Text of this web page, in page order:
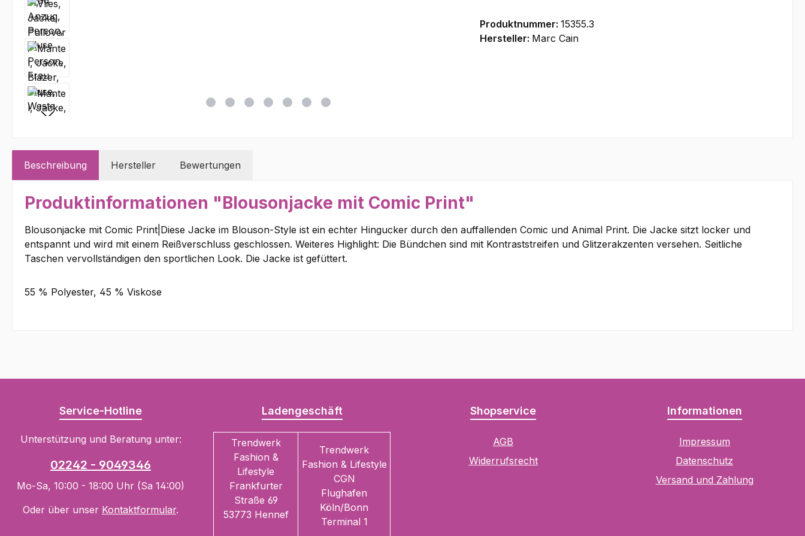
Produktnummer: 15355.3
Hersteller: Marc Cain
Beschreibung Hersteller Bewertungen
Produktinformationen "Blousonjacke mit Comic Print"
Blousonjacke mit Comic Print|Diese Jacke im Blouson-Style ist ein echter Hingucker durch den auffallenden Comic und Animal Print. Die Jacke sitzt locker und
entspannt und wird mit einem Reißverschluss geschlossen. Weiteres Highlight: Die Bündchen sind mit Kontraststreifen und Glitzerakzenten versehen. Seitliche
Taschen vervollständigen den sportlichen Look. Die Jacke ist gefüttert.
55 % Polyester, 45 % Viskose
Service-Hotline
Unterstützung und Beratung unter:
02242 - 9049346
Mo-Sa, 10:00 - 18:00 Uhr (Sa 14:00)
Oder über unser Kontaktformular.
Ladengeschäft
Trendwerk
Fashion &
Lifestyle
Frankfurter
Straße 69
53773 Hennef
Trendwerk
Fashion & Lifestyle
CGN
Flughafen
Köln/Bonn
Terminal 1
Shopservice
AGB
Widerrufsrecht
Informationen
Impressum
Datenschutz
Versand und Zahlung